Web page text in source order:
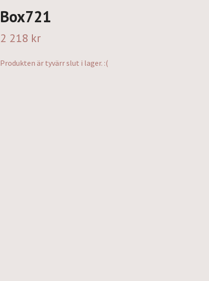
Box721
2 218 kr
Produkten är tyvärr slut i lager. :(